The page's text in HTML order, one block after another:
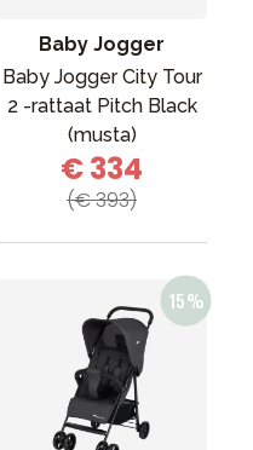
Baby Jogger
Baby Jogger City Tour
2 -rattaat Pitch Black
(musta)
€ 334
(€ 393)